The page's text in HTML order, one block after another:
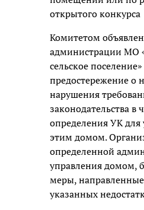
открытого конкурса
Комитетом
администрации МО
сельское поселение»
предостережение о
нарушения
законодательства в
определения УК для
этим домом.
определенной
управления домом,
меры,
указанных